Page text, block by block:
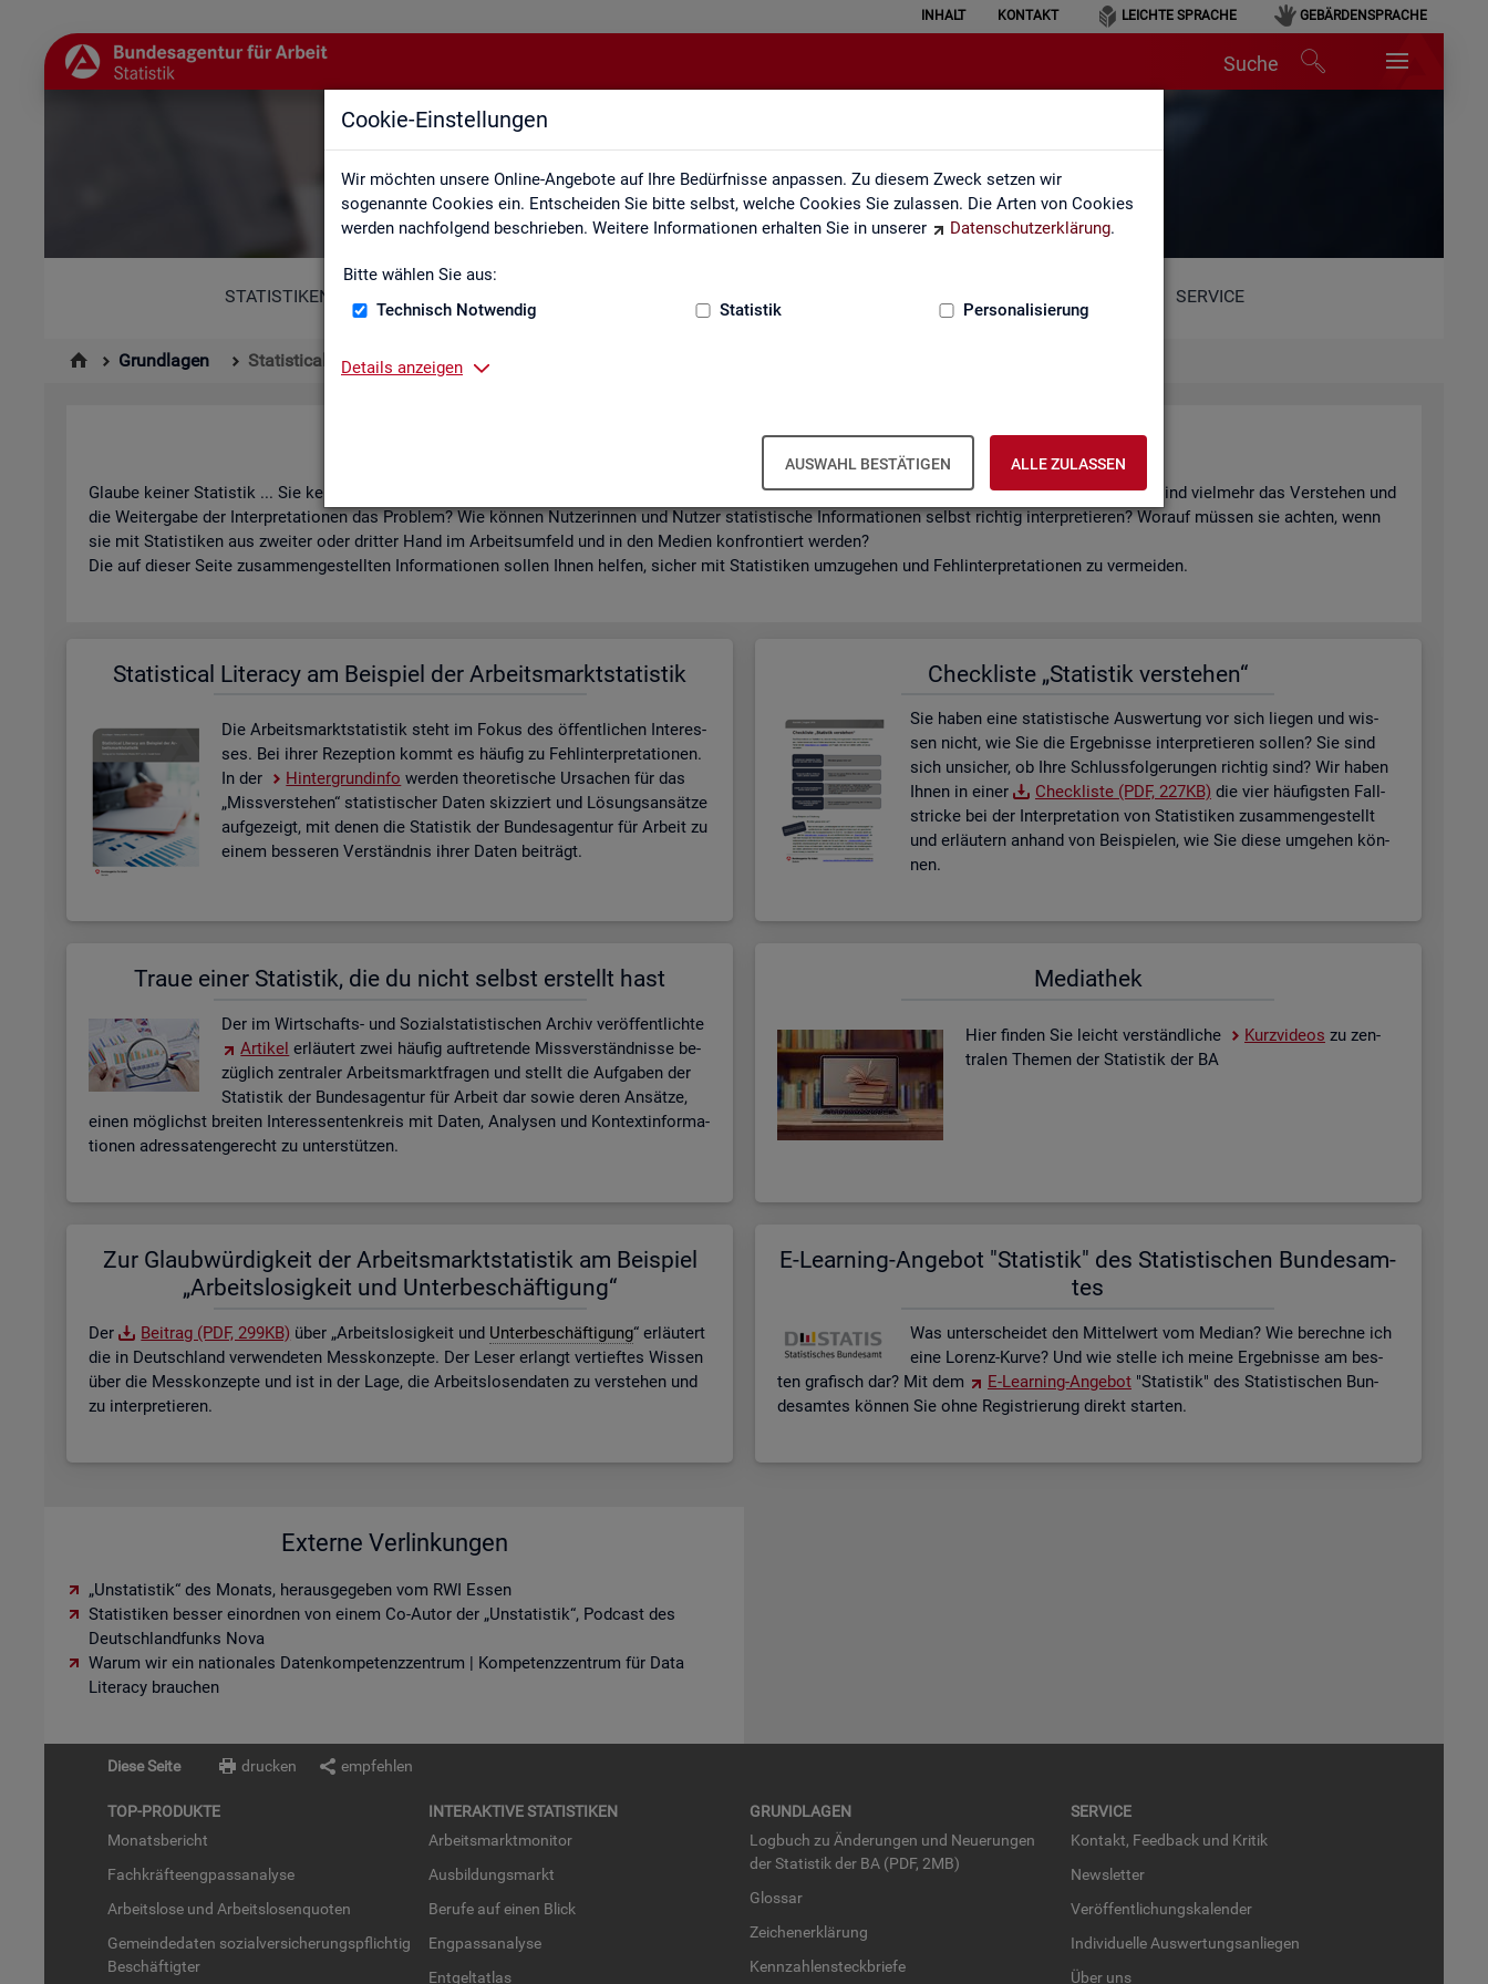
Cookie-Einstellungen
Wir möchten unsere Online-Angebote auf Ihre Bedürfnisse anpassen. Zu diesem Zweck setzen wir
sogenannte Cookies ein. Entscheiden Sie bitte selbst, welche Cookies Sie zulassen. Die Arten von Cookies
werden nachfolgend beschrieben. Weitere Informationen erhalten Sie in unserer
Datenschutzerklärung.
Bitte wählen Sie aus:
Technisch Notwendig
Statistik Personalisierung
Details anzeigen
AUSWAHL BESTÄTIGEN ALLE ZULASSEN
INHALT KONTAKT LEICHTE SPRACHE GEBÄRDENSPRACHE
Suche
Statistical Literacy - Statistik verstehen
STATISTIKEN SERVICE
Grundlagen Statistical Literacy - Statistik verstehen
Sta­ti­s­ti­cal Li­te­r­acy - Sta­tis­tik ver­ste­hen und rich­tig in­ter­pre­tie­ren
Glau­be kei­ner Sta­tis­tik ... Sie ken­nen die­sen Spruch in ver­schie­dens­ten Va­ria­tio­nen. Aber wird mit Sta­tis­tik wirk­lich oft be­wusst ge­täuscht? Oder sind viel­mehr das Ver­ste­hen und
die Wei­ter­ga­be der In­ter­pre­ta­tio­nen das Pro­blem? Wie kön­nen Nut­ze­rin­nen und Nut­zer sta­tis­ti­sche In­for­ma­tio­nen selbst rich­tig in­ter­pre­tie­ren? Wor­auf müs­sen sie ach­ten, wenn
sie mit Sta­tis­ti­ken aus zwei­ter oder drit­ter Hand im Ar­beits­um­feld und in den Me­di­en kon­fron­tiert wer­den?
Die auf die­ser Seite zu­sam­men­ge­stell­ten In­for­ma­tio­nen sol­len Ihnen hel­fen, si­cher mit Sta­tis­ti­ken um­zu­ge­hen und Fehl­in­ter­pre­ta­tio­nen zu ver­mei­den.
Sta­ti­s­ti­cal Li­te­r­acy am Bei­spiel der Ar­beits­markt­sta­tis­tik
Die Ar­beits­markt­sta­tis­tik steht im Fokus des öf­fent­li­chen In­ter­es­
ses. Bei ihrer Re­zep­ti­on kommt es häu­fig zu Fehl­in­ter­pre­ta­tio­nen.
In der
Hin­ter­grund­in­fo wer­den theo­re­ti­sche Ur­sa­chen für das
„Miss­ver­ste­hen“ sta­tis­ti­scher Daten skiz­ziert und Lö­sungs­an­sät­ze
auf­ge­zeigt, mit denen die Sta­tis­tik der Bun­des­agen­tur für Ar­beit zu
einem bes­se­ren Ver­ständ­nis ihrer Daten bei­trägt.
Check­lis­te „Sta­tis­tik ver­ste­hen“
Sie haben eine sta­tis­ti­sche Aus­wer­tung vor sich lie­gen und wis­
sen nicht, wie Sie die Er­geb­nis­se in­ter­pre­tie­ren sol­len? Sie sind
sich un­si­cher, ob Ihre Schluss­fol­ge­run­gen rich­tig sind? Wir haben
Ihnen in einer
Check­lis­te (PDF, 227KB) die vier häu­figs­ten Fall­
stri­cke bei der In­ter­pre­ta­ti­on von Sta­tis­ti­ken zu­sam­men­ge­stellt
und er­läu­tern an­hand von Bei­spie­len, wie Sie diese um­ge­hen kön­
nen.
Traue einer Sta­tis­tik, die du nicht selbst er­stellt hast
Der im Wirt­schafts- und So­zi­al­sta­tis­ti­schen Ar­chiv ver­öf­fent­lich­te
Ar­ti­kel er­läu­tert zwei häu­fig auf­tre­ten­de Miss­ver­ständ­nis­se be­
züg­lich zen­tra­ler Ar­beits­markt­fra­gen und stellt die Auf­ga­ben der
Sta­tis­tik der Bun­des­agen­tur für Ar­beit dar sowie deren An­sät­ze,
einen mög­lichst brei­ten In­ter­es­sen­ten­kreis mit Daten, Ana­ly­sen und Kon­text­in­for­ma­
tio­nen adres­sa­ten­ge­recht zu un­ter­stüt­zen.
Me­dia­thek
Hier fin­den Sie leicht ver­ständ­li­che Kurz­vi­de­os zu zen­
tra­len The­men der Sta­tis­tik der BA
Zur Glaub­wür­dig­keit der Ar­beits­markt­sta­tis­tik am Bei­spiel
„Ar­beits­lo­sig­keit und Un­ter­be­schäf­ti­gung“
Der Bei­trag (PDF, 299KB) über „Ar­beits­lo­sig­keit und Un­ter­be­schäf­ti­gung“ er­läu­tert
die in Deutsch­land ver­wen­de­ten Mess­kon­zep­te. Der Leser er­langt ver­tief­tes Wis­sen
über die Mess­kon­zep­te und ist in der Lage, die Ar­beits­lo­sen­da­ten zu ver­ste­hen und
zu in­ter­pre­tie­ren.
E-Lear­ning-An­ge­bot "Sta­tis­tik" des Sta­tis­ti­schen Bun­des­am­
tes
Was un­ter­schei­det den Mit­tel­wert vom Me­di­an? Wie be­rech­ne ich
eine Lo­renz-Kurve? Und wie stel­le ich meine Er­geb­nis­se am bes­
ten gra­fisch dar? Mit dem
E-Lear­ning-An­ge­bot"Sta­tis­tik" des Sta­tis­ti­schen Bun­
des­am­tes kön­nen Sie ohne Re­gis­trie­rung di­rekt star­ten.
Externe Verlinkungen
„Unstatistik“ des Monats, herausgegeben vom RWI Essen
Statistiken besser einordnen von einem Co-Autor der „Unstatistik“, Podcast des
Deutschlandfunks Nova
Warum wir ein nationales Datenkompetenzzentrum | Kompetenzzentrum für Data
Literacy brauchen
Diese Seite drucken empfehlen
TOP-PRO­DUK­TE
Mo­nats­be­richt
Fach­kräf­te­eng­pass­ana­ly­se
Ar­beits­lo­se und Ar­beits­lo­sen­quo­ten
Ge­mein­de­da­ten so­zi­al­ver­si­che­rungs­pflich­tig
Be­schäf­tig­ter
IN­TER­AK­TI­VE STA­TIS­TI­KEN
Ar­beits­markt­mo­ni­tor
Aus­bil­dungs­markt
Be­ru­fe auf einen Blick
Eng­pass­ana­ly­se
Ent­gel­t­at­las
GRUND­LA­GEN
Log­buch zu Än­de­run­gen und Neue­run­gen
der Sta­tis­tik der BA (PDF, 2MB)
Glos­sar
Zei­chen­er­klä­rung
Kenn­zah­len­steck­brie­fe
SER­VICE
Kon­takt, Feed­back und Kri­tik
News­let­ter
Ver­öf­fent­li­chungs­ka­len­der
In­di­vi­du­el­le Aus­wer­tungs­an­lie­gen
Über uns